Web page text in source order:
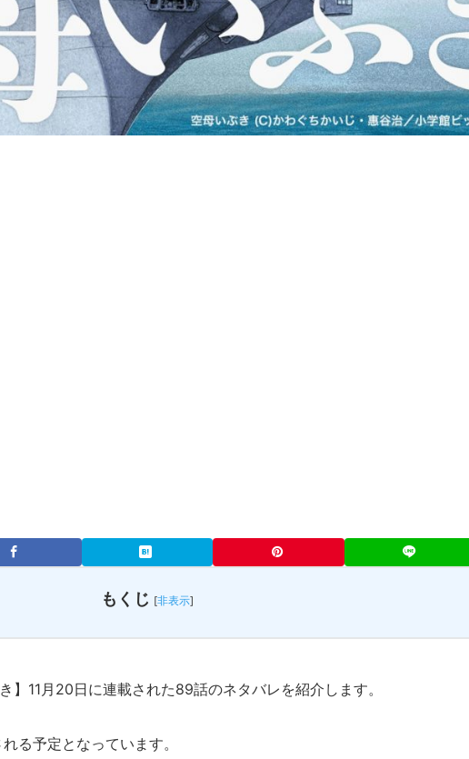
もくじ [非表示]
】11月20日に連載された89話のネタバレを紹介します。
る予定となっています。